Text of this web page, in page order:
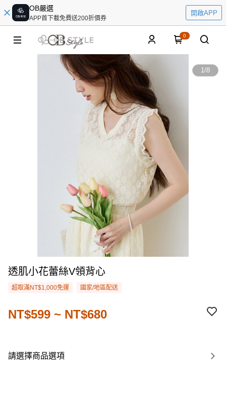
OB嚴選
APP首下載免費送200折價券
開啟APP
0
1/8
透肌小花蕾絲V領背心
超取滿NT$1,000免運 國家/地區配送
NT$599 ~ NT$680
請選擇商品選項